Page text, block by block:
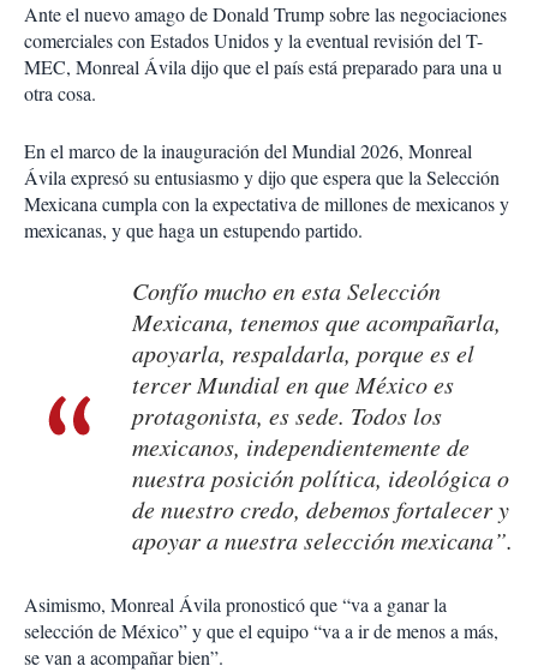
Ante el nuevo amago de Donald Trump sobre las negociaciones
comerciales con Estados Unidos y la eventual revisión del T-
MEC, Monreal Ávila dijo que el país está preparado para una u
otra cosa.
En el marco de la inauguración del Mundial 2026, Monreal
Ávila expresó su entusiasmo y dijo que espera que la Selección
Mexicana cumpla con la expectativa de millones de mexicanos y
mexicanas, y que haga un estupendo partido.
Confío mucho en esta Selección
Mexicana, tenemos que acompañarla,
apoyarla, respaldarla, porque es el
tercer Mundial en que México es
protagonista, es sede. Todos los
mexicanos, independientemente de
nuestra posición política, ideológica o
de nuestro credo, debemos fortalecer y
apoyar a nuestra selección mexicana”.
Asimismo, Monreal Ávila pronosticó que “va a ganar la
selección de México” y que el equipo “va a ir de menos a más,
se van a acompañar bien”.